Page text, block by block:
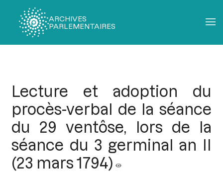
ARCHIVES
PARLEMENTAIRES
Lecture et adoption du
procès-verbal de la séance
du 29 ventôse, lors de la
séance du 3 germinal an II
(23 mars 1794)